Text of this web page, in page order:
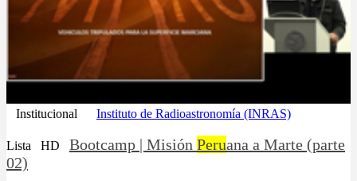
Institucional Instituto de Radioastronomía (INRAS)
Lista HD Bootcamp | Misión Peruana a Marte (parte
02)